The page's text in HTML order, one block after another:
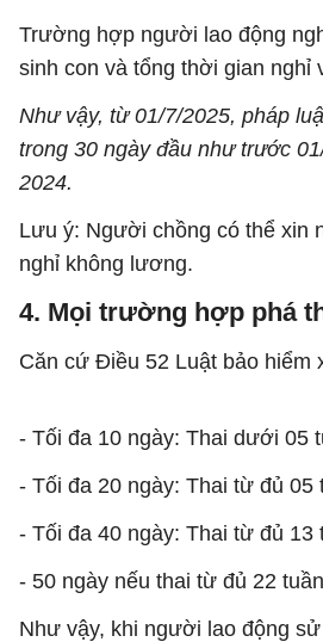
Trường hợp người lao động
sinh con và tổng thời gian nghỉ
Như vậy, từ 01/7/2025, pháp
trong 30 ngày đầu như trước
2024.
Lưu ý: Người chồng có thể xin
nghỉ không lương.
4. Mọi trường hợp phá
Căn cứ Điều 52 Luật bảo hiểm
- Tối đa 10 ngày: Thai dưới 05
- Tối đa 20 ngày: Thai từ đủ
- Tối đa 40 ngày: Thai từ đủ
- 50 ngày nếu thai từ đủ 22
Như vậy, khi người lao động